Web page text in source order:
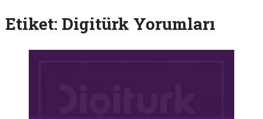
Etiket: Digitürk Yorumları